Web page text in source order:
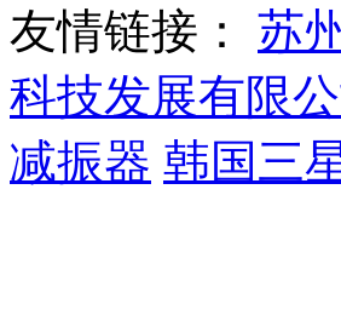
友情链接： 苏
科技发展有限公
减振器 韩国三